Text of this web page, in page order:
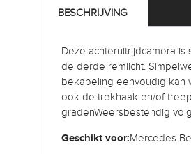
BESCHRIJVING
Deze achteruitrijdcamera
de derde remlicht.
bekabeling eenvoudig kan
ook de trekhaak en/of
gradenWeersbestendig
Geschikt voor:Mercedes